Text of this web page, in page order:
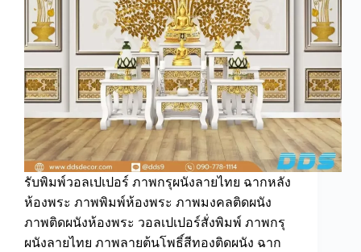
รับพิมพ์วอลเปเปอร์ ภาพกรุผนังลายไทย ฉากหลัง
ห้องพระ ภาพพิมพ์ห้องพระ ภาพมงคลติดผนัง
ภาพติดผนังห้องพระ วอลเปเปอร์สั่งพิมพ์ ภาพกรุ
ผนังลายไทย ภาพลายต้นโพธิ์สีทองติดผนัง ฉาก